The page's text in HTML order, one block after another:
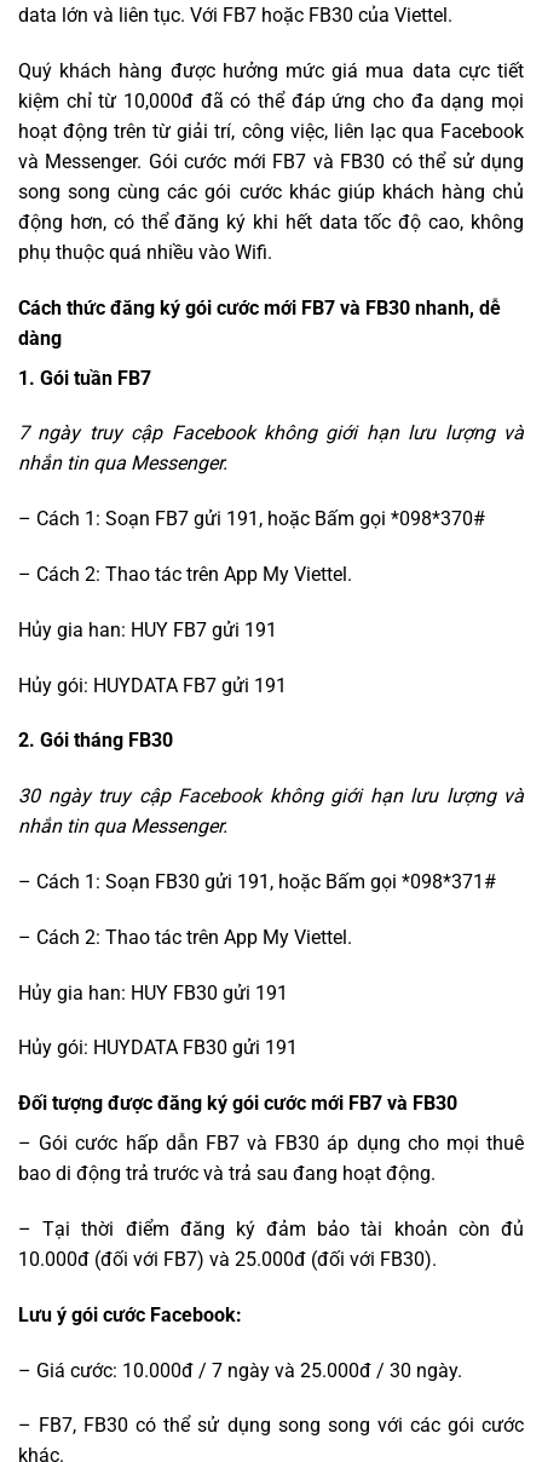
data lớn và liên tục. Với FB7 hoặc FB30 của Viettel.
Quý khách hàng được hưởng mức giá mua data cực tiết
kiệm chỉ từ 10,000đ đã có thể đáp ứng cho đa dạng mọi
hoạt động trên từ giải trí, công việc, liên lạc qua Facebook
và Messenger. Gói cước mới FB7 và FB30 có thể sử dụng
song song cùng các gói cước khác giúp khách hàng chủ
động hơn, có thể đăng ký khi hết data tốc độ cao, không
phụ thuộc quá nhiều vào Wifi.
Cách thức đăng ký gói cước mới FB7 và FB30 nhanh, dễ
dàng
1. Gói tuần FB7
7 ngày truy cập Facebook không giới hạn lưu lượng và
nhắn tin qua Messenger.
– Cách 1: Soạn FB7 gửi 191, hoặc Bấm gọi *098*370#
– Cách 2: Thao tác trên App My Viettel.
Hủy gia han: HUY FB7 gửi 191
Hủy gói: HUYDATA FB7 gửi 191
2. Gói tháng FB30
30 ngày truy cập Facebookkhông giới hạn lưu lượng và
nhắn tin qua Messenger.
– Cách 1: Soạn FB30 gửi 191, hoặc Bấm gọi *098*371#
– Cách 2: Thao tác trên App My Viettel.
Hủy gia han: HUY FB30 gửi 191
Hủy gói: HUYDATA FB30 gửi 191
Đối tượng được đăng ký gói cước mới FB7 và FB30
– Gói cước hấp dẫn FB7 và FB30 áp dụng cho mọi thuê
bao di động trả trước và trả sau đang hoạt động.
– Tại thời điểm đăng ký đảm bảo tài khoản còn đủ
10.000đ (đối với FB7) và 25.000đ (đối với FB30).
Lưu ý gói cước Facebook:
– Giá cước: 10.000đ / 7 ngày và 25.000đ / 30 ngày.
– FB7, FB30 có thể sử dụng song song với các gói cước
khác.